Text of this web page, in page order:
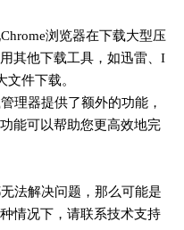
浏览器在下载大型压
其他下载工具，如迅雷、I
件下载。
理器提供了额外的功能，
能可以帮助您更高效地完
法解决问题，那么可能是
情况下，请联系技术支持